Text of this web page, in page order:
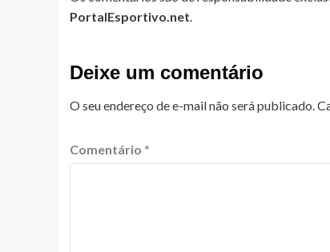
PortalEsportivo.net.
Deixe um comentário
O seu endereço de e-mail não será publicado.
Comentário *